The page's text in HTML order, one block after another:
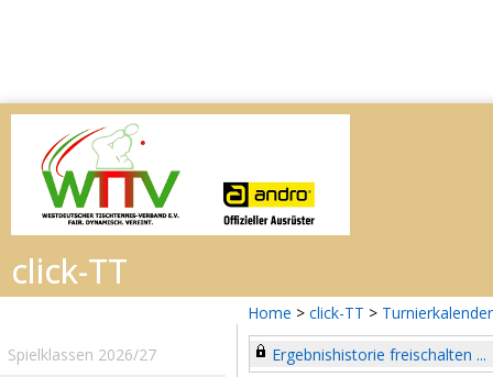
Home > click-TT > Turnierkalender
Spielklassen 2026/27
Ergebnishistorie freischalten ...